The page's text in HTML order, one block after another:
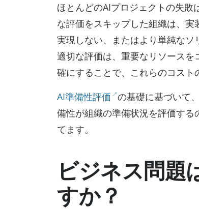
ほとんどのAIプロジェクトの失
な評価をスキップした組織は、
実現しない、またはより単純なソ
適切な評価は、重要なリソース
確にすることで、これらのコスト
AI準備性評価 の基礎に基づいて
備性が組織の準備状況を評価す
てます。
ビジネス問題
すか？